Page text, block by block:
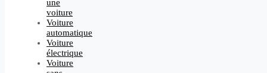
une
voiture
Voiture
automatique
Voiture
électrique
Voiture